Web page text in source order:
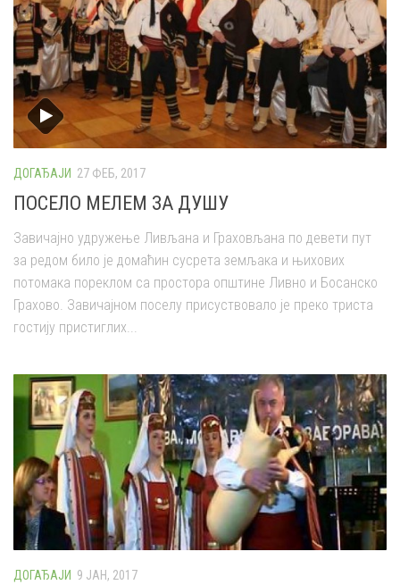
ДОГАЂАЈИ 27 ФЕБ, 2017
ПОСЕЛО МЕЛЕМ ЗА ДУШУ
Завичајно удружење Ливљана и Граховљана по девети пут
за редом било је домаћин сусрета земљака и њихових
потомака пореклом са простора општине Ливно и Босанско
Грахово. Завичајном поселу присуствовало је преко триста
гостију пристиглих...
ДОГАЂАЈИ 9 ЈАН, 2017